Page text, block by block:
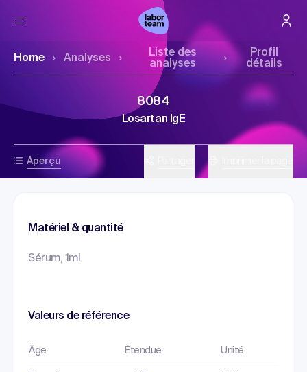
Home Analyses
Liste des
analyses
Profil
détails
Aperçu
8084
Losartan IgE
Matériel & quantité
Sérum, 1ml
Valeurs de référence
Âge Étendue Unité